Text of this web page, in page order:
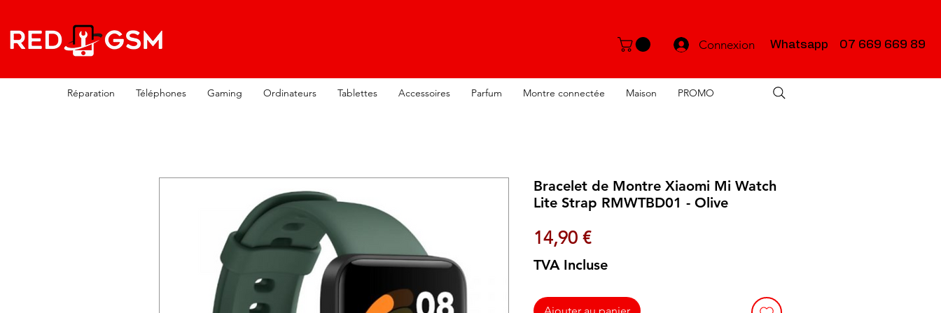
Connexion Whatsapp 07 669 669 89
Réparation Téléphones Gaming Ordinateurs Tablettes Accessoires Parfum Montre connectée Maison PROMO
Bracelet de Montre Xiaomi Mi Watch
Lite Strap RMWTBD01 - Olive
14,90 €Prix
TVA Incluse